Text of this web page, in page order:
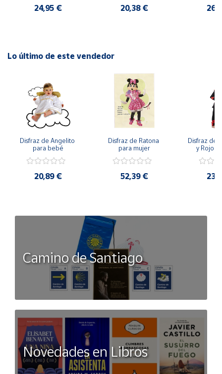
24,95 € 20,38 €
Lo último de este vendedor
Disfraz de Angelito
para bebé
20,89 €
Disfraz de Ratona
para mujer
52,39 €
Disfraz de
y Rojo
Camino de Santiago
Novedades en Libros